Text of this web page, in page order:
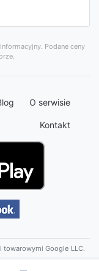
Podane ceny
O serwisie
Kontakt
towarowymi Google LLC.